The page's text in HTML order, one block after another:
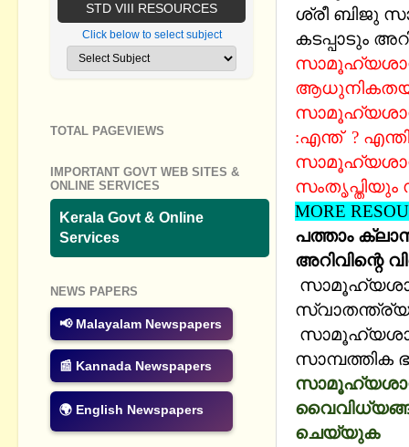
ശ്രീ ബിജു
കടപ്പാടും
:എന്ത് ?
MORE
പത്താം
അറിവിന്റെ
സാമ്പത്തിക
ചെയ്യുക
STD VIII RESOURCES
Click below to select subject
TOTAL PAGEVIEWS
IMPORTANT GOVT WEB SITES &
ONLINE SERVICES
Kerala Govt & Online
Services
NEWS PAPERS
📢 Malayalam Newspapers
📰 Kannada Newspapers
🌍 English Newspapers